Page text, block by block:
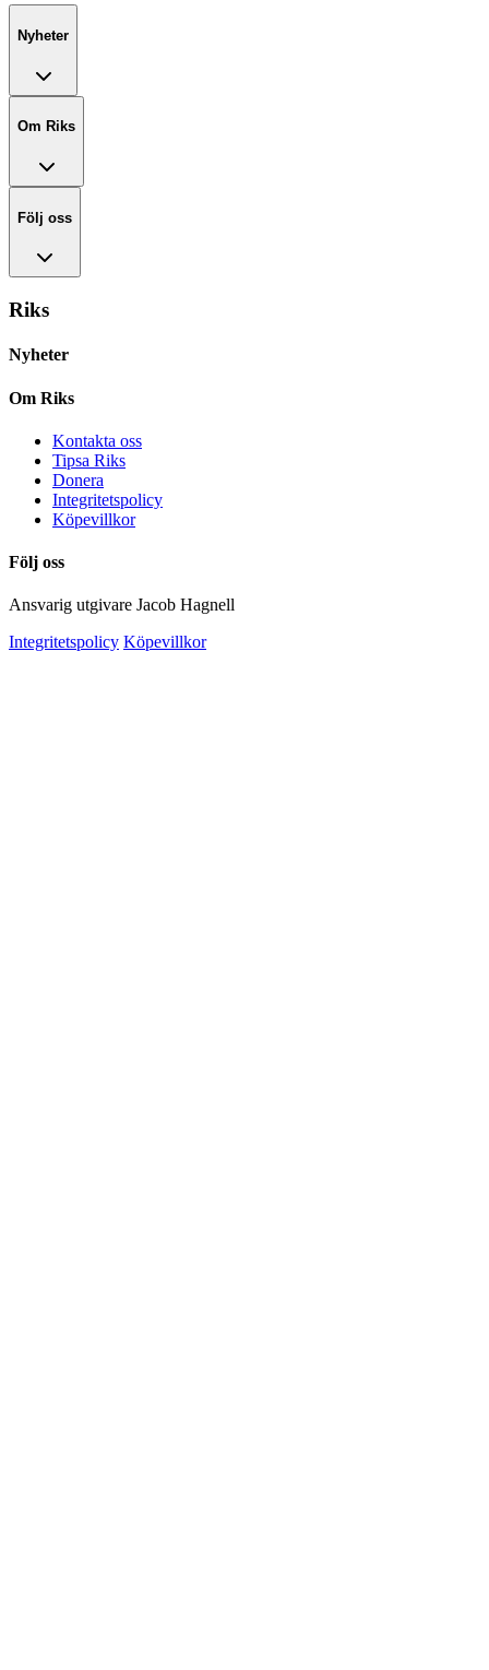
Nyheter
Om Riks
Följ oss
Riks
Nyheter
Om Riks
Kontakta oss
Tipsa Riks
Donera
Integritetspolicy
Köpevillkor
Följ oss
Ansvarig utgivare Jacob Hagnell
Integritetspolicy Köpevillkor